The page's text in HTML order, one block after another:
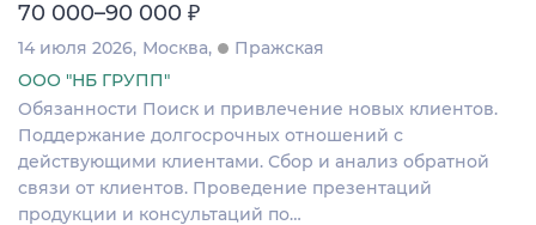
70 000–90 000 ₽
14 июля 2026 Москва
Пражская
ООО "НБ ГРУПП"
Обязанности Поиск и привлечение новых клиентов.
Поддержание долгосрочных отношений с
действующими клиентами. Сбор и анализ обратной
связи от клиентов. Проведение презентаций
продукции и консультаций по…